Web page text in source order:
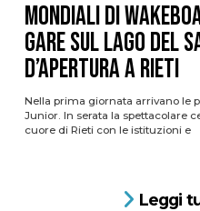
Mondiali di
gare sul Lago del
d’apertura a Rieti
Nella prima giornata arrivano le
Junior. In serata la spettacolare
cuore di Rieti con le istituzioni e
Leggi